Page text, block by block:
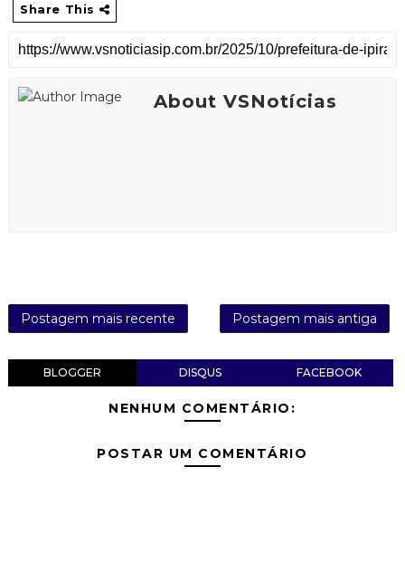
Share This
About VSNotícias
Postagem mais recente Postagem mais antiga
BLOGGER DISQUS FACEBOOK
NENHUM COMENTÁRIO:
POSTAR UM COMENTÁRIO